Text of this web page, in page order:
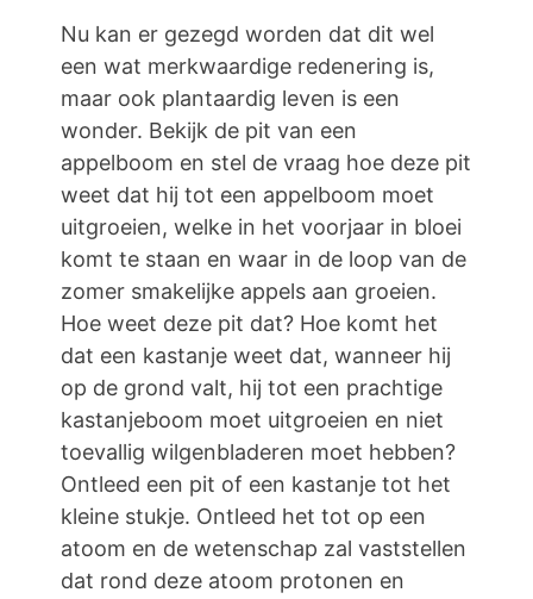
Nu kan er gezegd worden dat dit wel
een wat merkwaardige redenering is,
maar ook plantaardig leven is een
wonder. Bekijk de pit van een
appelboom en stel de vraag hoe deze pit
weet dat hij tot een appelboom moet
uitgroeien, welke in het voorjaar in bloei
komt te staan en waar in de loop van de
zomer smakelijke appels aan groeien.
Hoe weet deze pit dat? Hoe komt het
dat een kastanje weet dat, wanneer hij
op de grond valt, hij tot een prachtige
kastanjeboom moet uitgroeien en niet
toevallig wilgenbladeren moet hebben?
Ontleed een pit of een kastanje tot het
kleine stukje. Ontleed het tot op een
atoom en de wetenschap zal vaststellen
dat rond deze atoom protonen en